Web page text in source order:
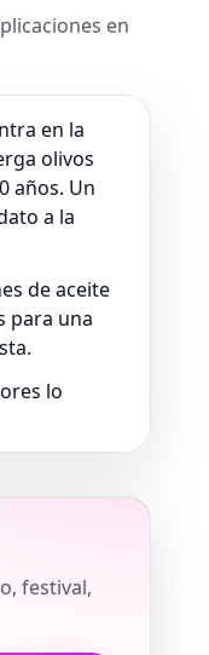
en
en la
olivos
años. Un
a la
de aceite
para una
lo
festival,